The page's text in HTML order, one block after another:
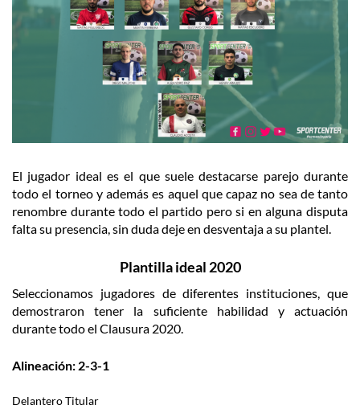
El jugador ideal es el que suele destacarse parejo durante
todo el torneo y además es aquel que capaz no sea de tanto
renombre durante todo el partido pero si en alguna disputa
falta su presencia, sin duda deje en desventaja a su plantel.
Plantilla ideal 2020
Seleccionamos jugadores de diferentes instituciones, que
demostraron tener la suficiente habilidad y actuación
durante todo el Clausura 2020.
Alineación: 2-3-1
Delantero Titular